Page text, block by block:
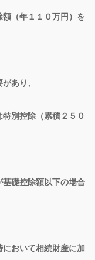
額（年１１０万円）を
あり、
別控除（累積２５０
礎控除額以下の場合
おいて相続財産に加